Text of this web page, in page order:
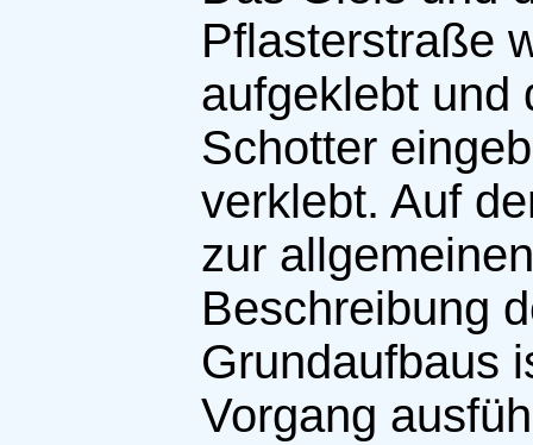
Pflasterstraße
aufgeklebt und
Schotter
verklebt. Auf
zur allgemeinen
Beschreibung
Grundaufbaus
Vorgang